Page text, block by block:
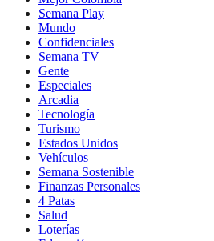
Semana Play
Mundo
Confidenciales
Semana TV
Gente
Especiales
Arcadia
Tecnología
Turismo
Estados Unidos
Vehículos
Semana Sostenible
Finanzas Personales
4 Patas
Salud
Loterías